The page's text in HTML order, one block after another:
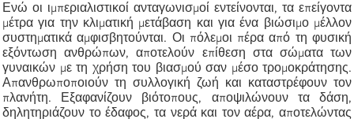
Ενώ οι ιμπεριαλιστικοί ανταγωνισμοί εντείνονται, τα επείγοντα
μέτρα για την κλιματική μετάβαση και για ένα βιώσιμο μέλλον
συστηματικά αμφισβητούνται. Οι πόλεμοι πέρα από τη φυσική
εξόντωση ανθρώπων, αποτελούν επίθεση στα σώματα των
γυναικών με τη χρήση του βιασμού σαν μέσο τρομοκράτησης.
Απανθρωποποιούν τη συλλογική ζωή και καταστρέφουν τον
πλανήτη. Εξαφανίζουν βιότοπους, αποψιλώνουν τα δάση,
δηλητηριάζουν το έδαφος, τα νερά και τον αέρα, αποτελώντας